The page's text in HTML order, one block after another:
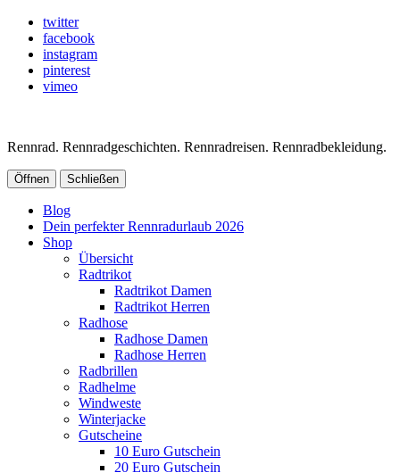
twitter
facebook
instagram
pinterest
vimeo
Rennrad. Rennradgeschichten. Rennradreisen. Rennradbekleidung.
Öffnen Schließen
Blog
Dein perfekter Rennradurlaub 2026
Shop
Übersicht
Radtrikot
Radtrikot Damen
Radtrikot Herren
Radhose
Radhose Damen
Radhose Herren
Radbrillen
Radhelme
Windweste
Winterjacke
Gutscheine
10 Euro Gutschein
20 Euro Gutschein